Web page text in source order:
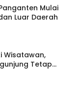
Mulai
Luar Daerah
Wisatawan,
Tetap